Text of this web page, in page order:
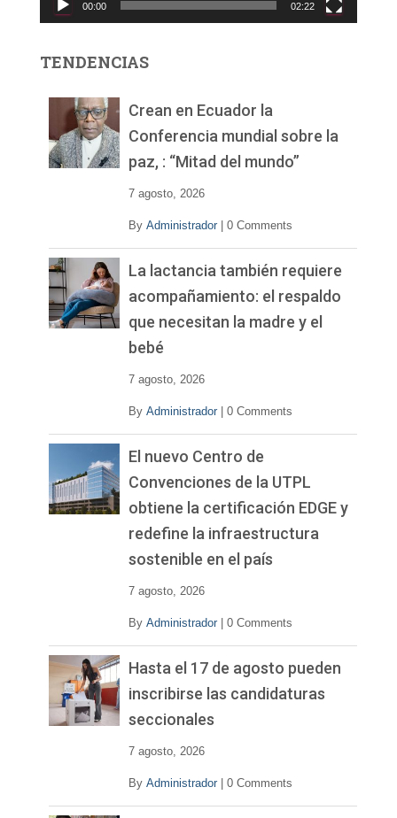
d
00:00 02:22
TENDENCIAS
Crean en Ecuador la
Conferencia mundial sobre la
paz, : “Mitad del mundo”
7 agosto, 2026
By Administrador 0 Comments
La lactancia también requiere
acompañamiento: el respaldo
que necesitan la madre y el
bebé
7 agosto, 2026
By Administrador 0 Comments
El nuevo Centro de
Convenciones de la UTPL
obtiene la certificación EDGE y
redefine la infraestructura
sostenible en el país
7 agosto, 2026
By Administrador 0 Comments
Hasta el 17 de agosto pueden
inscribirse las candidaturas
seccionales
7 agosto, 2026
By Administrador 0 Comments